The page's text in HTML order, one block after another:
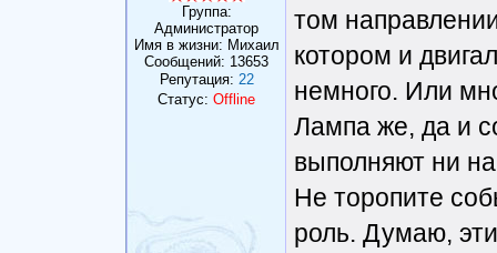
Группа:
Администратор
Имя в жизни: Михаил
Сообщений: 13653
Репутация: 22
Статус: Offline
том
котором и
немного. Или
Лампа же, да и
выполняют ни
Не торопите
роль. Думаю,